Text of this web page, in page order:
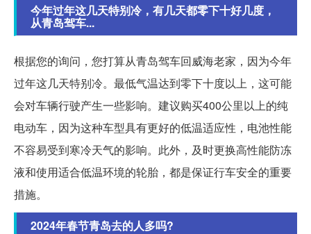
今年过年这几天特别冷，有几天都零下十好几度，
从青岛驾车...
根据您的询问，您打算从青岛驾车回威海老家，因为今年
过年这几天特别冷。最低气温达到零下十度以上，这可能
会对车辆行驶产生一些影响。建议购买400公里以上的纯
电动车，因为这种车型具有更好的低温适应性，电池性能
不容易受到寒冷天气的影响。此外，及时更换高性能防冻
液和使用适合低温环境的轮胎，都是保证行车安全的重要
措施。
2024年春节青岛去的人多吗?